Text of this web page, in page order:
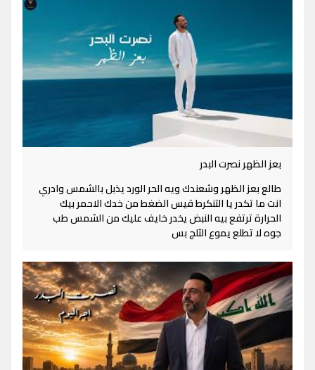
بعز الظهر نصرت البدر
طالع بعز الظهر وشعندك ويه الحر الورد يذبل بالشمس وادري
انت ما تكدر يا التنكرط قيس الضغط من خدك الاحمر بيك
الحرارة ترتفع بيه النبض يخدر خايف عليك من الشمس طب
جوه لا تطلع يموع الثلج بس